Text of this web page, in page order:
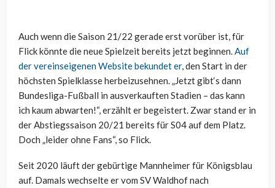
Auch wenn die Saison 21/22 gerade erst vorüber ist, für
Flick könnte die neue Spielzeit bereits jetzt beginnen.Auf
der vereinseigenen Website bekundet er, den Start in der
höchsten Spielklasse herbeizusehnen. „Jetzt gibt‘s dann
Bundesliga-Fußball in ausverkauften Stadien – das kann
ich kaum abwarten!“, erzählt er begeistert. Zwar stand er in
der Abstiegssaison 20/21 bereits für S04 auf dem Platz.
Doch „leider ohne Fans“, so Flick.
Seit 2020 läuft der gebürtige Mannheimer für Königsblau
auf. Damals wechselte er vom SV Waldhof nach